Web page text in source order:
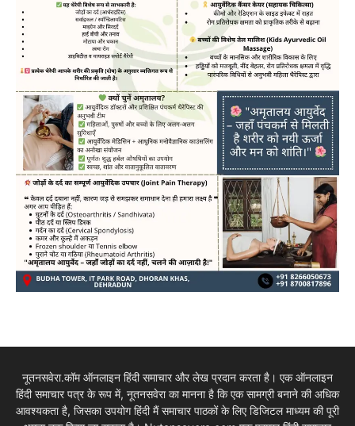
नूतनसवेरा.कॉम ऑनलाइन हिंदी समाचार और लेख प्रदान करता है। एक ऑनलाइन
हिंदी समाचार पत्र के रूप में, नूतनसवेरा का मानना है कि एक सामग्री बनाने की अधिक
आवश्यकता है, जिसका उपयोग हिंदी मैं समाचार पाठकों के लिए डिजिटल माध्यम की पूरी